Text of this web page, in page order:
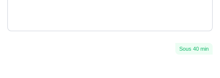
Sous 40 min